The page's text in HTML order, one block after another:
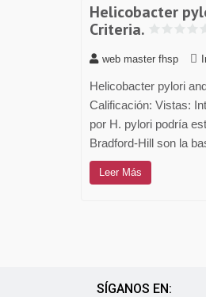
Helicobacter
Criteria.
web master fhsp
Helicobacter pylori
Calificación: Vistas:
por H. pylori podría
Bradford-Hill son la
Leer Más
SÍGANOS EN: